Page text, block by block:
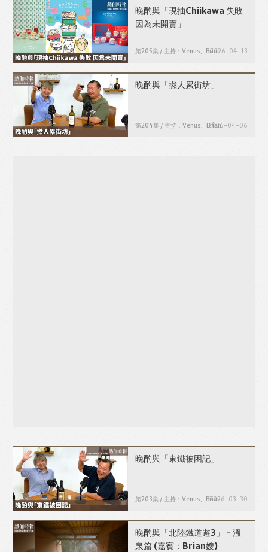
晚酌與「現抽Chiikawa 失敗
因為未開賣」
第205集 / 主持：Venus、Brian2026-04-13
晚酌與「撚人累街坊」
第204集 / 主持：Venus、Brian2026-04-06
晚酌與「東鐵被困記」
第203集 / 主持：Venus、Brian2026-03-30
晚酌與「北陸鐵道遊3」 - 溫
泉篇 (嘉賓：Brian嫂)